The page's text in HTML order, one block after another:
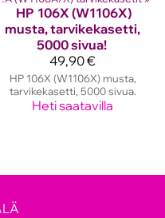
HP 106X (W1106X)
musta, tarvikekasetti,
5000 sivua!
49,90 €
HP 106X (W1106X) musta,
tarvikekasetti, 5000 sivua.
Heti saatavilla